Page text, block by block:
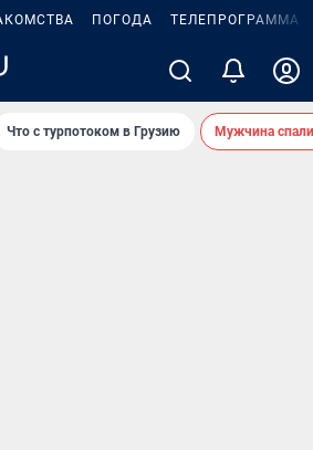
ПОГОДА ТЕЛЕПРОГРАММА
Что с турпотоком в Грузию Мужчина